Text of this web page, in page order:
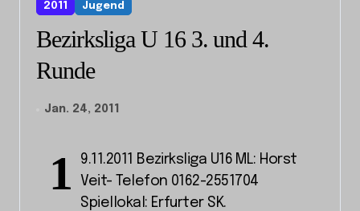
2011 Jugend
Bezirksliga U 16 3. und 4.
Runde
Jan. 24, 2011
1
9.11.2011 Bezirksliga U16 ML: Horst
Veit- Telefon 0162-2551704
Spiellokal: Erfurter SK.